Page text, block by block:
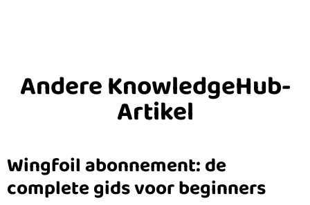
Andere KnowledgeHub-
Artikel
Wingfoil abonnement: de
complete gids voor beginners